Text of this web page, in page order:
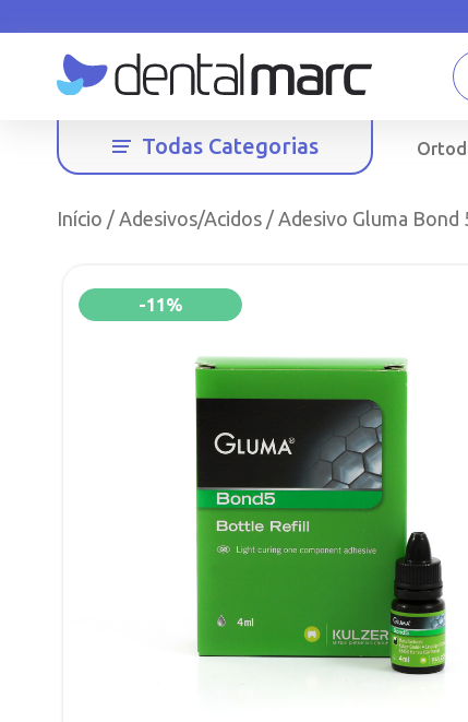
Todas Categorias
Início / Adesivos/Acidos / Adesivo Gluma Bond
-11%